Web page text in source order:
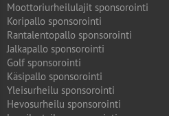
Moottoriurheilulajit sponsorointi
Koripallo sponsorointi
Rantalentopallo sponsorointi
Jalkapallo sponsorointi
Golf sponsorointi
Käsipallo sponsorointi
Yleisurheilu sponsorointi
Hevosurheilu sponsorointi